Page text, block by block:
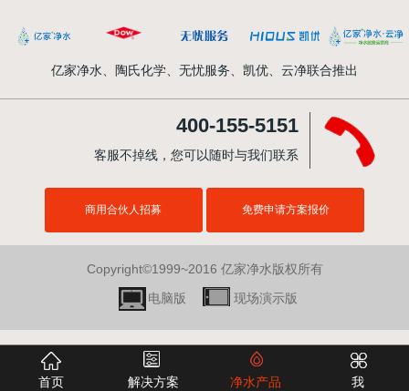
亿家净水、陶氏化学、无忧服务、凯优、云净联合推出
400-155-5151
客服不掉线，您可以随时与我们联系
商用合伙人招募 免费申请方案报价
Copyright©1999~2016 亿家净水版权所有
电脑版
现场演示版
首页 解决方案 净水产品 我